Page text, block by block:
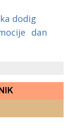
dodig
dan